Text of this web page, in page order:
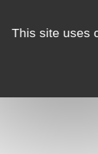
This site uses